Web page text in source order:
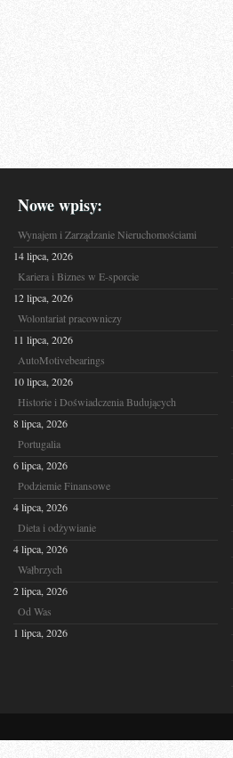
Nowe wpisy:
Wynajem i Zarządzanie Nieruchomościami
14 lipca, 2026
Kariera i Biznes w E-sporcie
12 lipca, 2026
Wolontariat pracowniczy
11 lipca, 2026
AutoMotivebearings
10 lipca, 2026
Historie i Doświadczenia Budujących
8 lipca, 2026
Portugalia
6 lipca, 2026
Podziemie Finansowe
4 lipca, 2026
Dieta i odżywianie
4 lipca, 2026
Wałbrzych
2 lipca, 2026
Od Was
1 lipca, 2026